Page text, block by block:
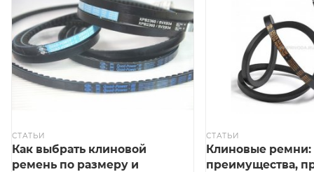
СТАТЬИ
Как выбрать клиновой
ремень по размеру и
СТАТЬИ
Клиновые ремни:
преимущества,